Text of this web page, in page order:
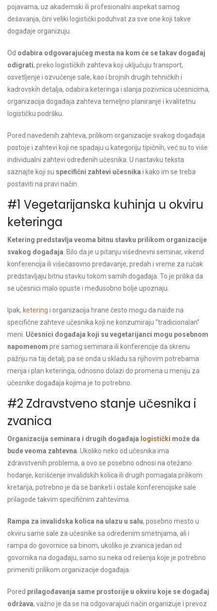
pojavama, uz akademski ili profesionalni aspekat samog
dešavanja, čini veliki logistički poduhvat za sve one koji takve
događaje organizuju.
Od odabira odgovarajućeg mesta na kom će se takav događaj
odigrati, preko logističkih zahteva koji uključuju transport,
osvetljenje i ozvučenje sale, kao i brojnih drugih tehničkih i
kadrovskih detalja, odabira keteringa i slanja pozivnica učesnicima,
organizacija događaja zahteva temeljno planiranje i kvalitetnu
logističku podršku.
Pored navedenih zahteva, prilikom organizacije svakog događaja
postoje i zahtevi koji ne spadaju u kategoriju tipičnih, već su to više
individualni zahtevi određenih učesnika. U nastavku teksta
saznajte koji su specifični zahtevi učesnika i kako im se treba
postaviti na pravi način.
#1 Vegetarijanska kuhinja u okviru
keteringa
Ketering predstavlja veoma bitnu stavku prilikom organizacije
svakog događaja . Bilo da je u pitanju višednevni seminar, vikend
konferencija ili višečasovno predavanje, predah i vreme za ručak
predstavljaju bitnu stavku tokom samih događaja. To je prilika da
se učesnici malo opuste i međusobno bolje upoznaju.
Ipak, ketering i organizacija hrane često mogu da naiđe na
specifične zahteve učesnika koji ne konzumiraju “tradicionalan”
meni. Učesnici događaja koji su vegetarijanci mogu posebnom
napomenom pre samog seminara ili konferencije da skrenu
pažnju na taj detalj, pa se onda u skladu sa njihovim potrebama
menja i plan keteringa, odnosno dolazi do promena u meniju za
učesnike događaja kojima je to potrebno.
#2 Zdravstveno stanje učesnika i
zvanica
Organizacija seminara i drugih događaja logistički može da
bude veoma zahtevna . Ukoliko neko od učesnika ima
zdravstvenih problema, a ovo se posebno odnosi na otežano
hodanje, korišćenje invalidskih kolica ili drugih pomagala prilikom
kretanja, potrebno je da se banketi i ostale konferencijske sale
prilagode takvim specifičnim zahtevima.
Rampa za invalidska kolica na ulazu u salu, posebno mesto u
okviru same sale za učesnike sa određenim smetnjama, ali i
rampa do govornice sa binom, ukoliko je zvanica jedan od
govornika na događaju, samo su neka od rešenja koje je potrebno
primeniti prilikom organizacije događaja.
Pored prilagođavanja same prostorije u okviru koje se događaj
održava, važno je da se na odgovarajući način organizuje i prevoz